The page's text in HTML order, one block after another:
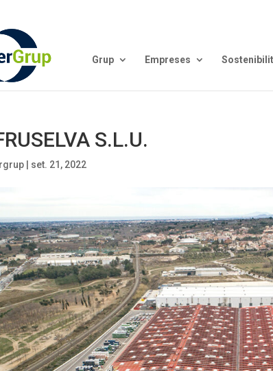
Grup Empreses
S.L.U.
set. 21, 2022